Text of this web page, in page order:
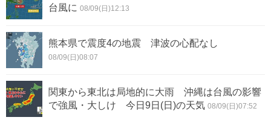
台風に 08/09(日)12:13
熊本県で震度4の地震 津波の心配なし
08/09(日)08:07
関東から東北は局地的に大雨 沖縄は台風の影響
で強風・大しけ 今日9日(日)の天気 08/09(日)07:52